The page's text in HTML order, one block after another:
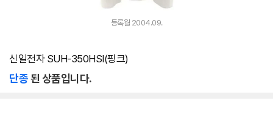
등록월 2004.09.
신일전자 SUH-350HSI(핑크)
단종된 상품입니다.